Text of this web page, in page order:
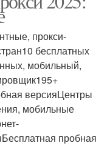
прокси-
бесплатных
мобильный,
версияЦентры
мобильные
пробная